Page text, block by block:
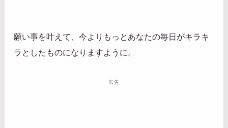
願い事を叶えて、今よりもっとあなたの毎日がキラキ
ラとしたものになりますように。
広告